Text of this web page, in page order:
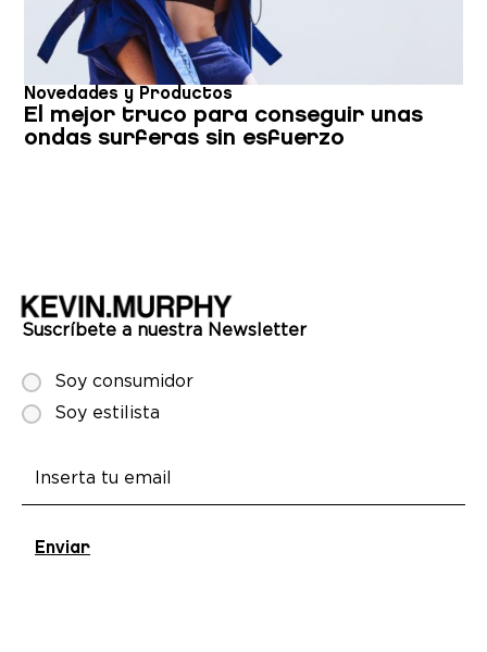
Novedades y Productos
El mejor truco para conseguir unas
ondas surferas sin esfuerzo
Suscríbete a nuestra Newsletter
Soy consumidor
Soy estilista